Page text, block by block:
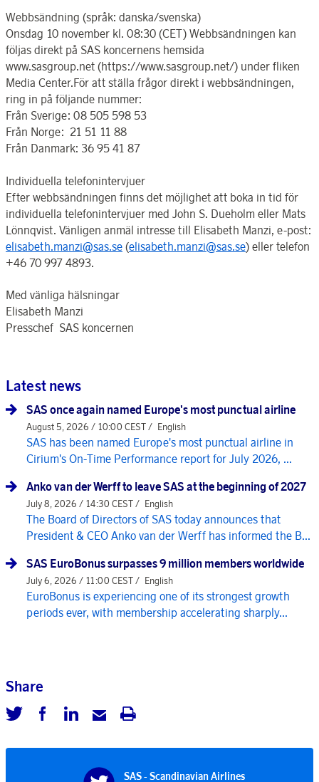
Webbsändning (språk: danska/svenska)
Onsdag 10 november kl. 08:30 (CET) Webbsändningen kan
följas direkt på SAS koncernens hemsida
www.sasgroup.net (https://www.sasgroup.net/) under fliken
Media Center.För att ställa frågor direkt i webbsändningen,
ring in på följande nummer:
Från Sverige: 08 505 598 53
Från Norge: 21 51 11 88
Från Danmark: 36 95 41 87
Individuella telefonintervjuer
Efter webbsändningen finns det möjlighet att boka in tid för
individuella telefonintervjuer med John S. Dueholm eller Mats
Lönnqvist. Vänligen anmäl intresse till Elisabeth Manzi, e-post:
elisabeth.manzi@sas.se (elisabeth.manzi@sas.se) eller telefon
+46 70 997 4893.
Med vänliga hälsningar
Elisabeth Manzi
Presschef SAS koncernen
Latest news
SAS once again named Europe's most punctual airline
August 5, 2026 / 10:00 CEST / English
SAS has been named Europe's most punctual airline in
Cirium's On-Time Performance report for July 2026, ...
Anko van der Werff to leave SAS at the beginning of 2027
July 8, 2026 / 14:30 CEST / English
The Board of Directors of SAS today announces that
President & CEO Anko van der Werff has informed the B...
SAS EuroBonus surpasses 9 million members worldwide
July 6, 2026 / 11:00 CEST / English
EuroBonus is experiencing one of its strongest growth
periods ever, with membership accelerating sharply...
Share
SAS - Scandinavian Airlines